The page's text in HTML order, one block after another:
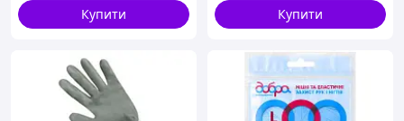
Купити
Купити